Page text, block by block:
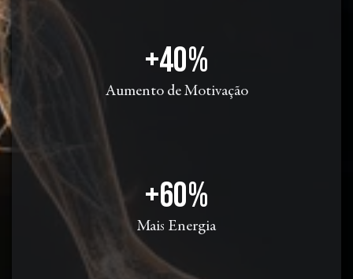
+40%
Aumento de Motivação
+60%
Mais Energia